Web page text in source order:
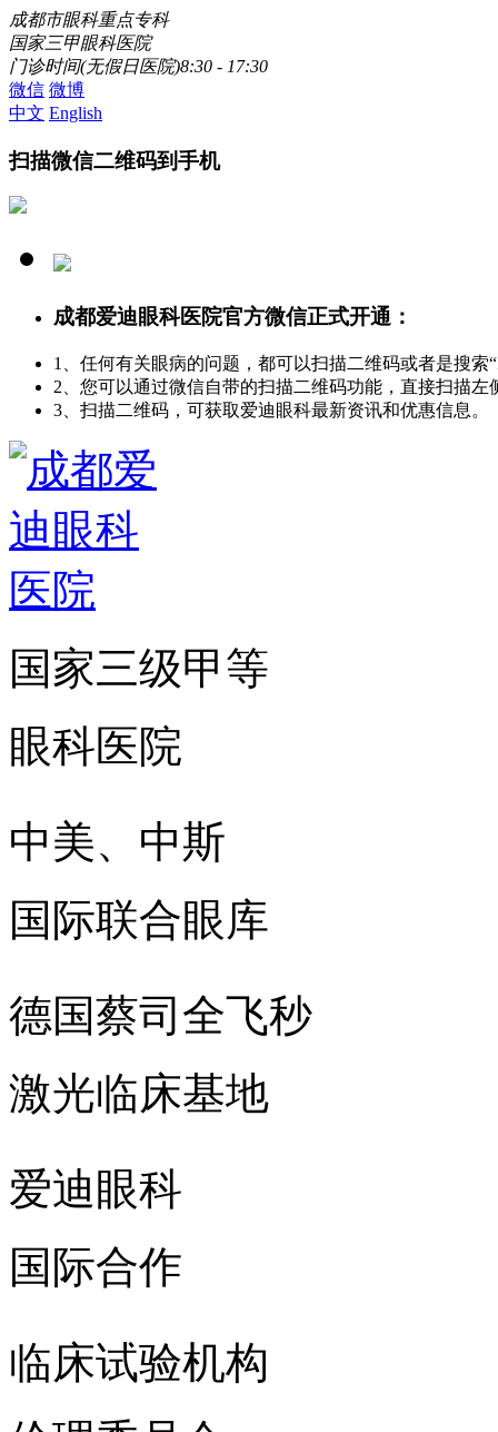
成都市眼科重点专科
国家三甲眼科医院
门诊时间(无假日医院)8:30 - 17:30
微信 微博
中文 English
扫描微信二维码到手机
成都爱迪眼科医院官方微信正式开通：
1、任何有关眼病的问题，都可以扫描二维码或者是搜索
2、您可以通过微信自带的扫描二维码功能，直接扫描左
3、扫描二维码，可获取爱迪眼科最新资讯和优惠信息。
国家三级甲等
眼科医院
中美、中斯
国际联合眼库
德国蔡司全飞秒
激光临床基地
爱迪眼科
国际合作
临床试验机构